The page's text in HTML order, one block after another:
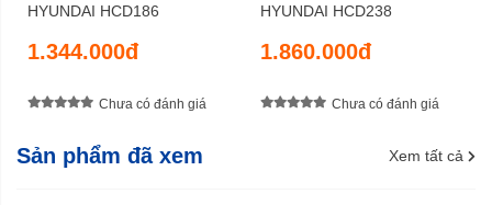
HYUNDAI HCD186
1.344.000đ
Chưa có đánh giá
HYUNDAI HCD238
1.860.000đ
Chưa có đánh giá
Sản phẩm đã xem Xem tất cả